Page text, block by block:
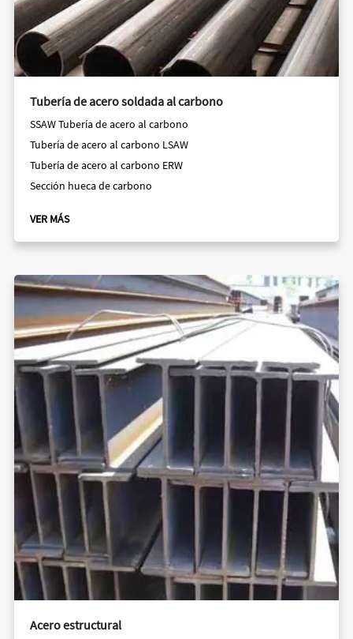
Tubería de acero soldada al carbono
SSAW Tubería de acero al carbono
Tubería de acero al carbono LSAW
Tubería de acero al carbono ERW
Sección hueca de carbono
VER MÁS
Acero estructural